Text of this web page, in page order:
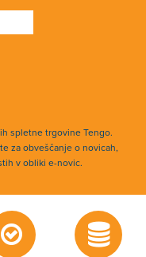
spletne trgovine Tengo.
za obveščanje o novicah,
v obliki e-novic.